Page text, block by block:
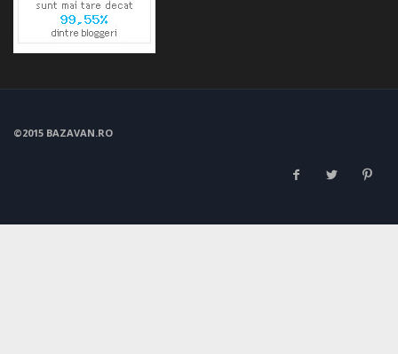
©2015 BAZAVAN.RO